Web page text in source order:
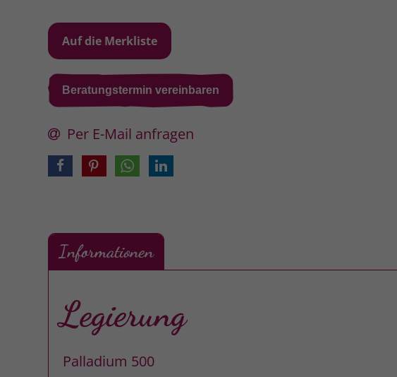
Beratungstermin vereinbaren
Per E-Mail anfragen
Informationen
Legierung
Palladium 500